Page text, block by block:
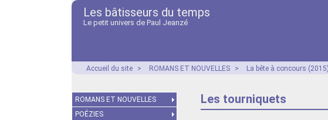
Les bâtisseurs du temps
Le petit univers de Paul Jeanzé
Accueil du site > ROMANS ET NOUVELLES > La bête à concours (2015)
Les tourniquets
ROMANS ET NOUVELLES
POÉZIES